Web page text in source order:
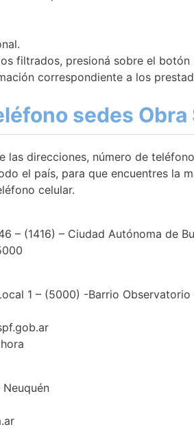
filtrados, presioná sobre el botón
correspondiente a los
sedes Obra
las direcciones, número de
el país, para que encuentres la
celular.
– (1416) – Ciudad Autónoma de
1 – (5000) -Barrio Observatorio